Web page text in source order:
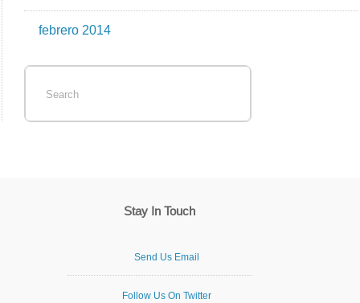
febrero 2014
Stay In Touch
Send Us Email
Follow Us On Twitter